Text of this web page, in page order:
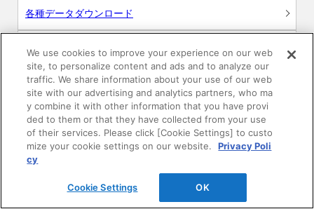
各種データダウンロード
WEB見積・各種シミュレーション
交換用部品の購入
修理・点検
お問い合わせ
We use cookies to improve your experience on our web
site, to personalize content and ads and to analyze our
traffic. We share information about your use of our web
site with our advertising and analytics partners, who ma
y combine it with other information that you have provi
ded to them or that they have collected from your use
of their services. Please click [Cookie Settings] to custo
mize your cookie settings on our website.
Privacy Poli
cy
Cookie Settings OK